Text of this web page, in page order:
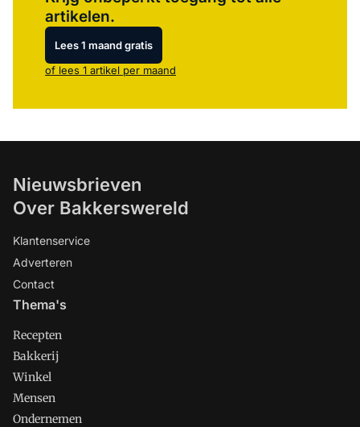
artikelen.
Lees 1 maand gratis
of lees 1 artikel per maand
Nieuwsbrieven
Over Bakkerswereld
Klantenservice
Adverteren
Contact
Thema's
Recepten
Bakkerij
Winkel
Mensen
Ondernemen